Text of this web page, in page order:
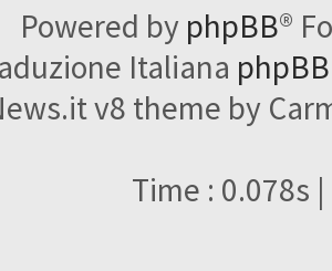
Powered by phpBB®
Italiana
v8 theme by
Time : 0.078s